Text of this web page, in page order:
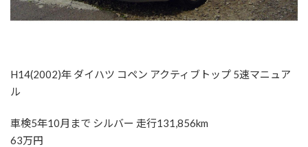
H14(2002)年 ダイハツ コペン アクティブトップ 5速マニュア
ル
車検5年10月まで シルバー 走行131,856km
63万円